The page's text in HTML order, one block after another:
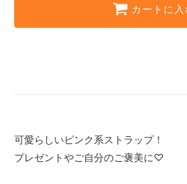
カートに入
可愛らしいピンク系ストラップ！
プレゼントやご自分のご褒美に♡